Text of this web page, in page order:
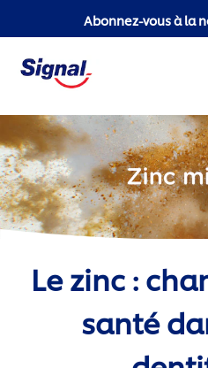
Abonnez-vous à la
Mission sociale
Produits
White Now
Signal Professionnel
Signal Super Mario
Le zinc :
santé